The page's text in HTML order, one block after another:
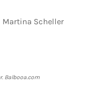
Martina Scheller
Balbooa.com